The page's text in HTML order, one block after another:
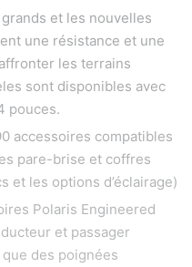
et les nouvelles
une résistance et une
les terrains
sont disponibles avec
pouces.
accessoires compatibles
pare-brise et coffres
et les options d’éclairage)
Polaris Engineered
et passager
des poignées